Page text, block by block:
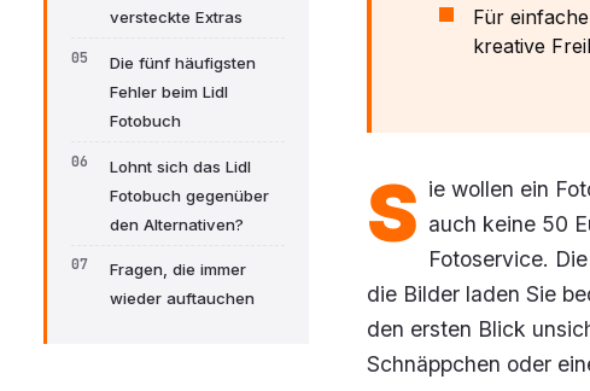
versteckte Extras
Die fünf häufigsten
Fehler beim Lidl
Fotobuch
Lohnt sich das Lidl
Fotobuch gegenüber
den Alternativen?
Fragen, die immer
wieder auftauchen
Für
kreative
S ie wollen ein
auch keine 50
Fotoservice.
die Bilder laden Sie
den ersten Blick
Schnäppchen oder